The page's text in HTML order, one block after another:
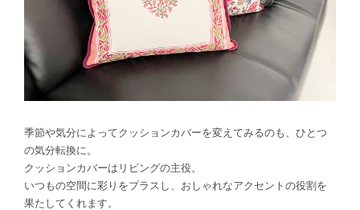
季節や気分によってクッションカバーを変えてみるのも、ひとつ
の気分転換に。
クッションカバーはリビングの主役。
いつもの空間に彩りをプラスし、おしゃれなアクセントの役割を
果たしてくれます。